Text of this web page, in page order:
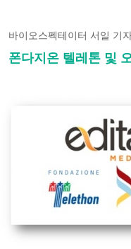
바이오스펙테이터 서일 기
폰다지온 텔레톤 및